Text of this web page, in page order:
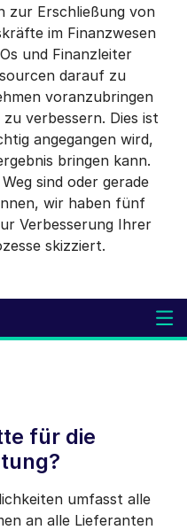
zur Erschließung von
im Finanzwesen
und Finanzleiter
darauf zu
voranzubringen
verbessern. Dies ist
angegangen wird,
bringen kann.
sind oder gerade
wir haben fünf
Verbesserung Ihrer
skizziert.
für die
umfasst alle
an alle Lieferanten